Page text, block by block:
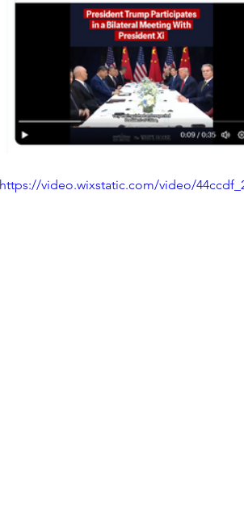
https://video.wixstatic.com/video/